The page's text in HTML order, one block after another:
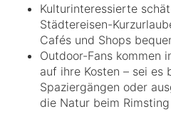
Kulturinteressierte
Städtereisen-
Cafés und Shops
Outdoor-Fans kommen
auf ihre Kosten – sei es
Spaziergängen oder
die Natur beim